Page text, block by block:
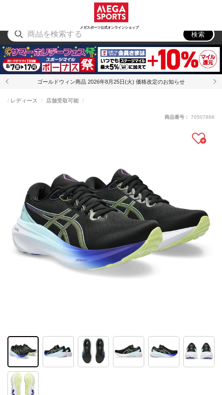
メガスポーツ公式オンラインショップ
アウトドア
検索
ゴールドウィン商品 2026年8月25日(火) 価格改定のお知らせ
レディース 店舗受取可能
商品番号： 70507868